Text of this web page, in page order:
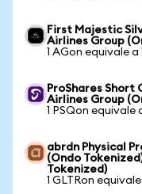
First Majestic
Airlines Group
1 AGon equivale a
ProShares Short
Airlines Group
1 PSQon equivale
abrdn Physical
(Ondo
Tokenized)
1 GLTRon